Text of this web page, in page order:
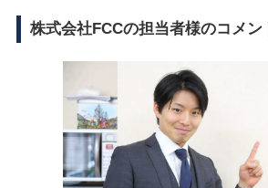
株式会社FCCの担当者様のコメン